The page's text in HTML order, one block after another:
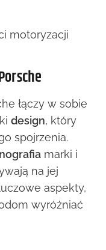
łączy w sobie
design, który
spojrzenia.
marki i
na jej
aspekty,
wyróżniać